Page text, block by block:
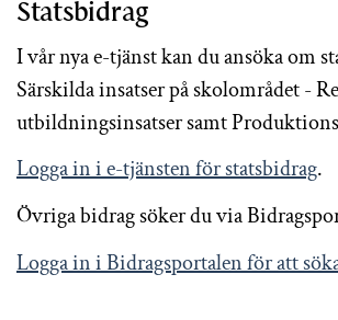
Statsbidrag
I vår nya e-tjänst kan du ansöka om
Särskilda insatser på skolområdet -
utbildningsinsatser samt
Logga in i e-tjänsten för statsbidrag.
Övriga bidrag söker du via
Logga in i Bidragsportalen för att